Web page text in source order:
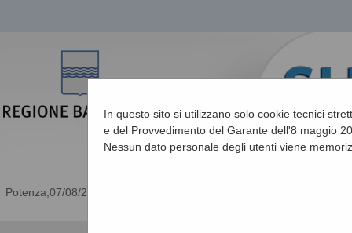
07/08/2026 21:45
In questo sito si utilizzano solo cookie tecnici
e del Provvedimento del Garante dell'8 maggio
Nessun dato personale degli utenti viene